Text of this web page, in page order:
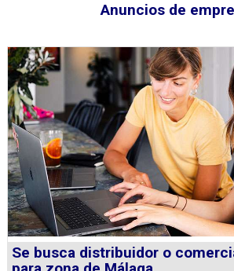
Anuncios de
Se busca distribuidor o